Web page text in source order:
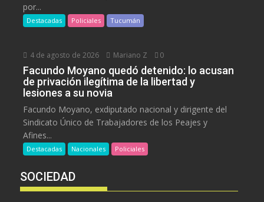
por...
Destacadas Policiales Tucumán
4 de agosto de 2026 Mariano Z 0
Facundo Moyano quedó detenido: lo acusan
de privación ilegítima de la libertad y
lesiones a su novia
Facundo Moyano, exdiputado nacional y dirigente del
Sindicato Único de Trabajadores de los Peajes y
Afines...
Destacadas Nacionales Policiales
SOCIEDAD